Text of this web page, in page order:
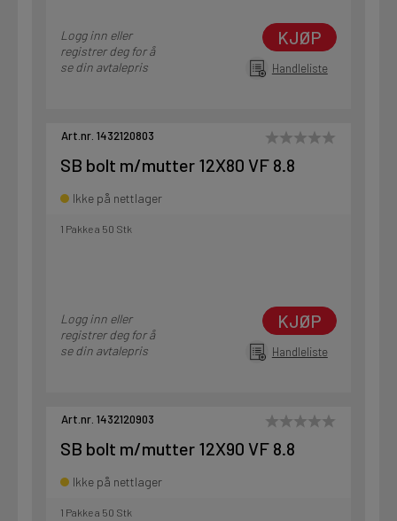
Logg inn eller
registrer deg for å
se din avtalepris
KJØP
Handleliste
Art.nr. 1432120803
SB bolt m/mutter 12X80 VF 8.8
Ikke på nettlager
1 Pakke a 50 Stk
Logg inn eller
registrer deg for å
se din avtalepris
KJØP
Handleliste
Art.nr. 1432120903
SB bolt m/mutter 12X90 VF 8.8
Ikke på nettlager
1 Pakke a 50 Stk